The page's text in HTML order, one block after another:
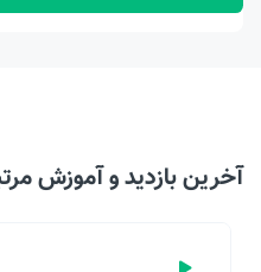
آخرین بازدید‌ و آموزش